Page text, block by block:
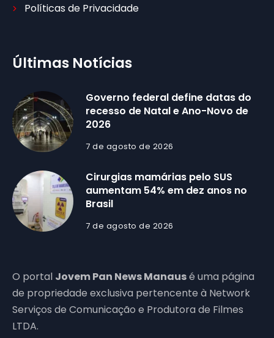
Políticas de Privacidade
Últimas Notícias
Governo federal define datas do
recesso de Natal e Ano-Novo de
2026
7 de agosto de 2026
Cirurgias mamárias pelo SUS
aumentam 54% em dez anos no
Brasil
7 de agosto de 2026
O portal Jovem Pan News Manausé uma página
de propriedade exclusiva pertencente à Network
Serviços de Comunicação e Produtora de Filmes
LTDA.